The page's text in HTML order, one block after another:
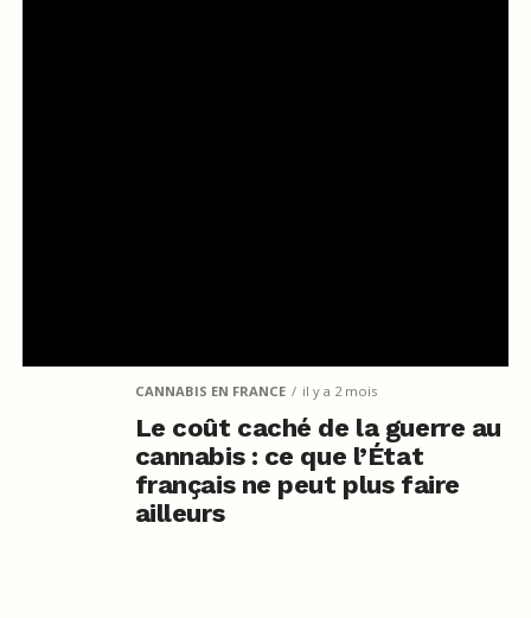
CANNABIS EN FRANCE il y a 2 mois
Le coût caché de la guerre au
cannabis : ce que l’État
français ne peut plus faire
ailleurs